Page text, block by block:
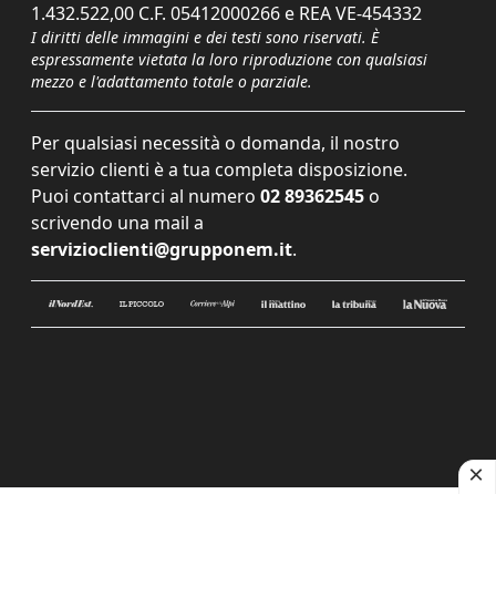
1.432.522,00 C.F. 05412000266 e REA VE-454332
I diritti delle immagini e dei testi sono riservati. È
espressamente vietata la loro riproduzione con qualsiasi
mezzo e l'adattamento totale o parziale.
Per qualsiasi necessità o domanda, il nostro
servizio clienti è a tua completa disposizione.
Puoi contattarci al numero 02 89362545 o
scrivendo una mail a
servizioclienti@grupponem.it.